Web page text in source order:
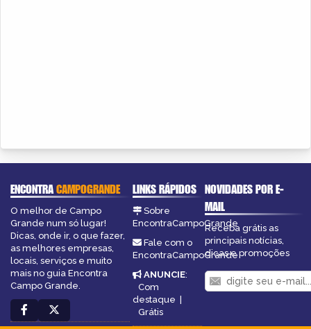
ENCONTRACAMPOGRANDE
O melhor de Campo
Grande num só lugar!
Dicas, onde ir, o que fazer,
as melhores empresas,
locais, serviços e muito
mais no guia Encontra
Campo Grande.
LINKS RÁPIDOS
Sobre
EncontraCampoGrande
Fale com o
EncontraCampoGrande
ANUNCIE:
Com
destaque |
Grátis
NOVIDADES POR E-
MAIL
Receba grátis as
principais notícias,
dicas e promoções